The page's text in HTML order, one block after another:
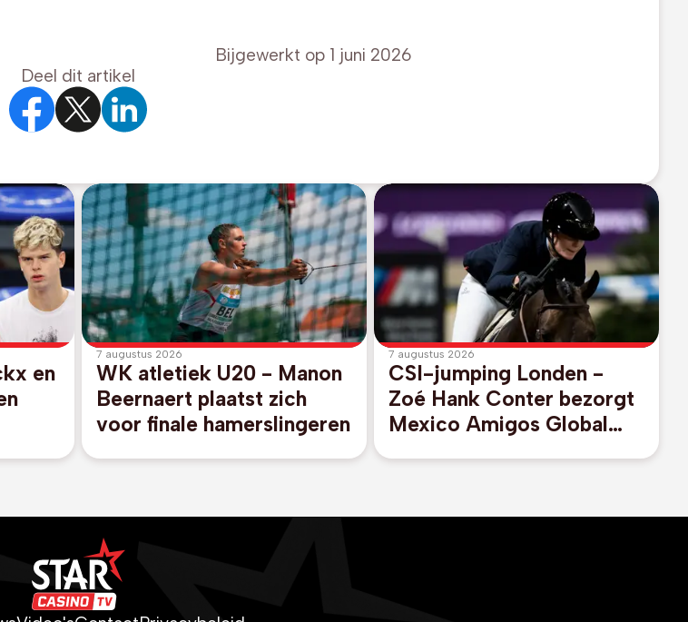
Bijgewerkt op 1 juni 2026
Deel dit artikel
en
7 augustus 2026
WK atletiek U20 - Manon
Beernaert plaatst zich
voor finale hamerslingeren
7 augustus 2026
CSI-jumping Londen -
Zoé Hank Conter bezorgt
Mexico Amigos Global